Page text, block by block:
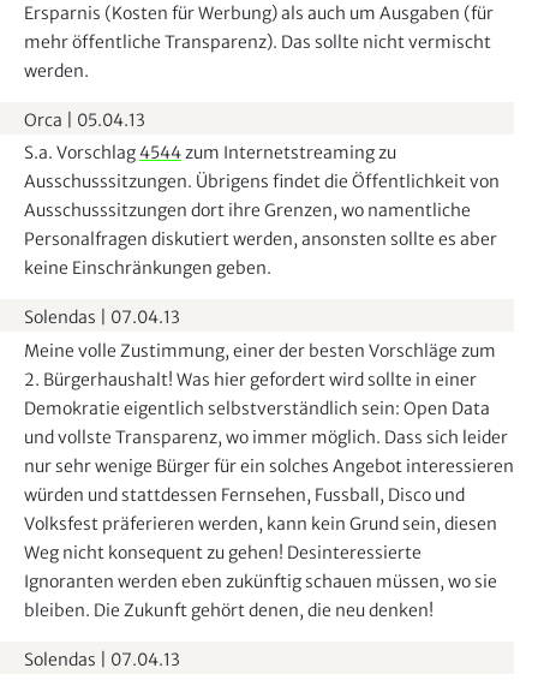
Ersparnis (Kosten für Werbung) als auch um Ausgaben (für
mehr öffentliche Transparenz). Das sollte nicht vermischt
werden.
Orca
05.04.13
S.a. Vorschlag 4544zum Internetstreaming zu
Ausschusssitzungen. Übrigens findet die Öffentlichkeit von
Ausschusssitzungen dort ihre Grenzen, wo namentliche
Personalfragen diskutiert werden, ansonsten sollte es aber
keine Einschränkungen geben.
Solendas
07.04.13
Meine volle Zustimmung, einer der besten Vorschläge zum
2. Bürgerhaushalt! Was hier gefordert wird sollte in einer
Demokratie eigentlich selbstverständlich sein: Open Data
und vollste Transparenz, wo immer möglich. Dass sich leider
nur sehr wenige Bürger für ein solches Angebot interessieren
würden und stattdessen Fernsehen, Fussball, Disco und
Volksfest präferieren werden, kann kein Grund sein, diesen
Weg nicht konsequent zu gehen! Desinteressierte
Ignoranten werden eben zukünftig schauen müssen, wo sie
bleiben. Die Zukunft gehört denen, die neu denken!
Solendas
07.04.13